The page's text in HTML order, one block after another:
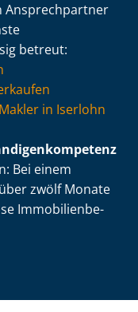
Ansprechpartner
betreut:
in Iserlohn
Bei einem
zwölf Monate
Im­mo­bi­li­en­be­